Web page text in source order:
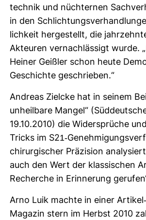
technik und nüch­ternen
in den
lich­keit her­ge­stellt, die
Akteuren ver­nach­läs­sigt wurde.
Heiner Geißler schon heute
Geschichte geschrieben.“
Andreas Zielcke hat in seinem
unheil­bare Mangel“
19.10.2010) die Wider­sprüche
Tricks im S21-​
chir­ur­gi­scher Prä­zi­sion
auch den Wert der klas­si­schen
Recherche in Erin­ne­rung
Arno Luik machte in einer
Magazin stern im Herbst 2010